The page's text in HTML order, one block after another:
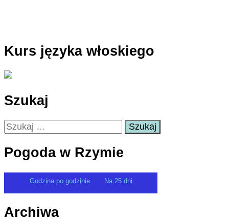
Kurs języka włoskiego
Szukaj
Szukaj:
Pogoda w Rzymie
Godzina po godzinie Na 25 dni
Archiwa